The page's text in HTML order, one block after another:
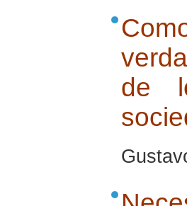
de